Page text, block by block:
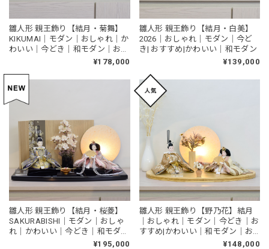
雛人形 親王飾り【結月・菊舞】
KIKUMAI｜モダン｜おしゃれ｜か
わいい｜今どき｜和モダン｜おす
¥178,000
雛人形 親王飾り【結月・白美】
2026｜おしゃれ｜モダン｜今ど
き| おすすめ|かわいい｜和モダン
¥139,000
雛人形 親王飾り【結月・桜菱】
SAKURABISHI｜モダン｜おしゃ
れ｜かわいい｜今どき｜和モダン
｜おすすめ｜スタイリッシュ¥195,000
雛人形 親王飾り【野乃花】結月
｜おしゃれ｜モダン｜今どき｜お
すすめ|かわいい｜和モダン｜お
¥148,000